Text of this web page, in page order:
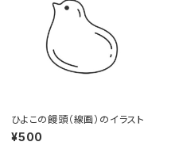
ひよこの饅頭（線画）のイラスト
¥500